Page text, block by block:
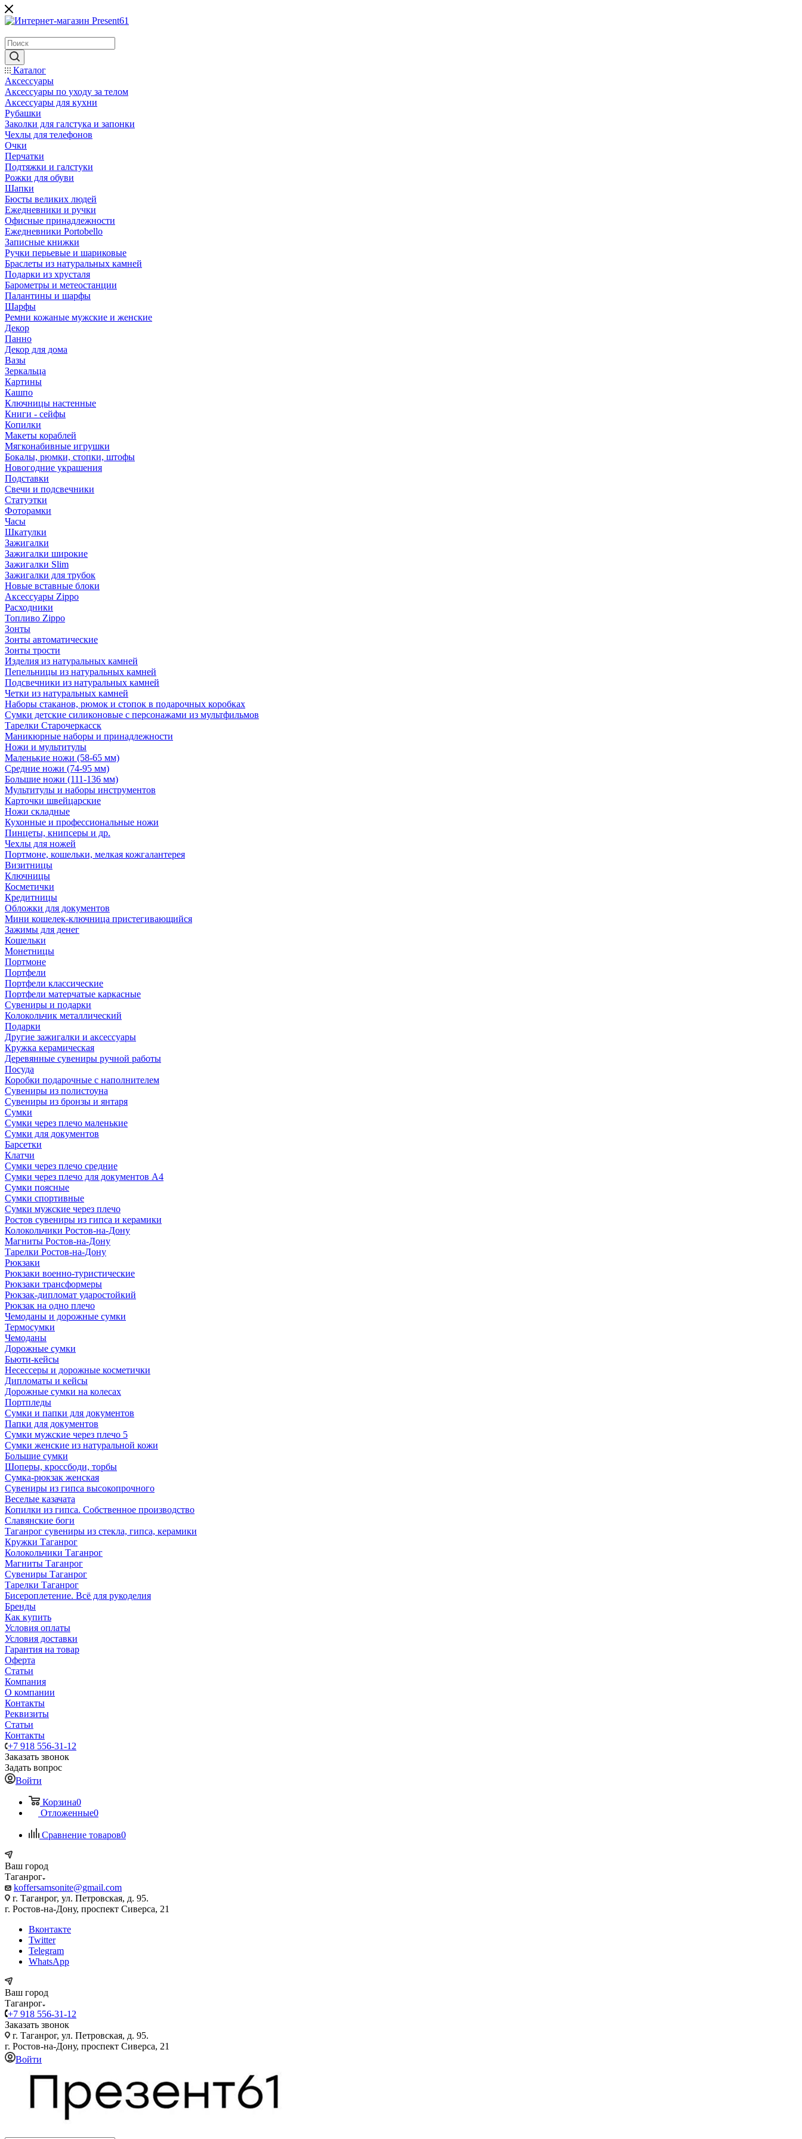
Каталог
Аксессуары
Аксессуары по уходу за телом
Аксессуары для кухни
Рубашки
Заколки для галстука и запонки
Чехлы для телефонов
Очки
Перчатки
Подтяжки и галстуки
Рожки для обуви
Шапки
Бюсты великих людей
Ежедневники и ручки
Офисные принадлежности
Ежедневники Portobello
Записные книжки
Ручки перьевые и шариковые
Браслеты из натуральных камней
Подарки из хрусталя
Барометры и метеостанции
Палантины и шарфы
Шарфы
Ремни кожаные мужские и женские
Декор
Панно
Декор для дома
Вазы
Зеркальца
Картины
Кашпо
Ключницы настенные
Книги - сейфы
Копилки
Макеты кораблей
Мягконабивные игрушки
Бокалы, рюмки, стопки, штофы
Новогодние украшения
Подставки
Свечи и подсвечники
Статуэтки
Фоторамки
Часы
Шкатулки
Зажигалки
Зажигалки широкие
Зажигалки Slim
Зажигалки для трубок
Новые вставные блоки
Аксессуары Zippo
Расходники
Топливо Zippo
Зонты
Зонты автоматические
Зонты трости
Изделия из натуральных камней
Пепельницы из натуральных камней
Подсвечники из натуральных камней
Четки из натуральных камней
Наборы стаканов, рюмок и стопок в подарочных коробках
Сумки детские силиконовые с персонажами из мультфильмов
Тарелки Старочеркасск
Маникюрные наборы и принадлежности
Ножи и мультитулы
Маленькие ножи (58-65 мм)
Средние ножи (74-95 мм)
Большие ножи (111-136 мм)
Мультитулы и наборы инструментов
Карточки швейцарские
Ножи складные
Кухонные и профессиональные ножи
Пинцеты, книпсеры и др.
Чехлы для ножей
Портмоне, кошельки, мелкая кожгалантерея
Визитницы
Ключницы
Косметички
Кредитницы
Обложки для документов
Мини кошелек-ключница пристегивающийся
Зажимы для денег
Кошельки
Монетницы
Портмоне
Портфели
Портфели классические
Портфели матерчатые каркасные
Сувениры и подарки
Колокольчик металлический
Подарки
Другие зажигалки и аксессуары
Кружка керамическая
Деревянные сувениры ручной работы
Посуда
Коробки подарочные с наполнителем
Сувениры из полистоуна
Сувениры из бронзы и янтаря
Сумки
Сумки через плечо маленькие
Сумки для документов
Барсетки
Клатчи
Сумки через плечо средние
Сумки через плечо для документов А4
Сумки поясные
Сумки спортивные
Сумки мужские через плечо
Ростов сувениры из гипса и керамики
Колокольчики Ростов-на-Дону
Магниты Ростов-на-Дону
Тарелки Ростов-на-Дону
Рюкзаки
Рюкзаки военно-туристические
Рюкзаки трансформеры
Рюкзак-дипломат ударостойкий
Рюкзак на одно плечо
Чемоданы и дорожные сумки
Термосумки
Чемоданы
Дорожные сумки
Бьюти-кейсы
Несессеры и дорожные косметички
Дипломаты и кейсы
Дорожные сумки на колесах
Портпледы
Сумки и папки для документов
Папки для документов
Сумки мужские через плечо 5
Сумки женские из натуральной кожи
Большие сумки
Шоперы, кроссбоди, торбы
Сумка-рюкзак женская
Сувениры из гипса высокопрочного
Веселые казачата
Копилки из гипса. Собственное производство
Славянские боги
Таганрог сувениры из стекла, гипса, керамики
Кружки Таганрог
Колокольчики Таганрог
Магниты Таганрог
Сувениры Таганрог
Тарелки Таганрог
Бисероплетение. Всё для рукоделия
Бренды
Как купить
Условия оплаты
Условия доставки
Гарантия на товар
Оферта
Статьи
Компания
О компании
Контакты
Реквизиты
Статьи
Контакты
+7 918 556-31-12
Заказать звонок
Задать вопрос
Войти
Корзина0
Отложенные0
Сравнение товаров0
Ваш город
Таганрог
koffersamsonite@gmail.com
г. Таганрог, ул. Петровская, д. 95.
г. Ростов-на-Дону, проспект Сиверса, 21
Вконтакте
Twitter
Telegram
WhatsApp
Ваш город
Таганрог
+7 918 556-31-12
Заказать звонок
г. Таганрог, ул. Петровская, д. 95.
г. Ростов-на-Дону, проспект Сиверса, 21
Войти